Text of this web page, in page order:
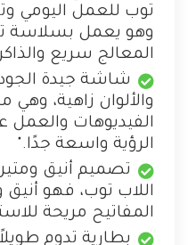
توب للعمل اليومي
وهو يعمل بسلاسة
المعالج سريع
شاشة جيدة
والألوان زاهية، وهي
الفيديوهات والعمل
الرؤية واسعة جدًا."
تصميم أنيق
اللاب توب، فهو
المفاتيح مريحة
بطارية تدوم